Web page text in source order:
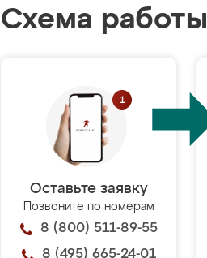
Схема работы
Оставьте заявку
Позвоните по номерам
8 (800) 511-89-55
8 (495) 665-24-01